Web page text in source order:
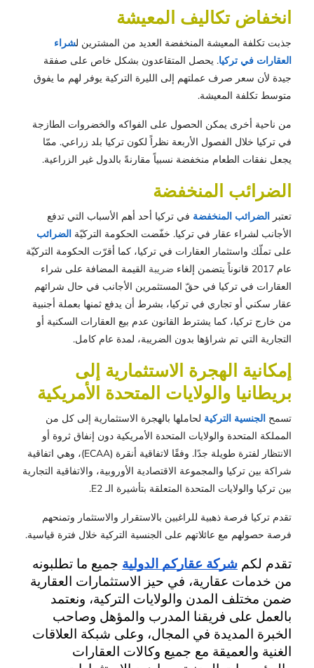
انخفاض تكاليف المعيشة
جذبت تكلفة المعيشة المنخفضة العديد من المشترين لشراء
العقارات في تركيا. يحصل المتقاعدون بشكل خاص على صفقة
جيدة لأن سعر صرف عملتهم إلى الليرة التركية يوفر لهم ما يفوق
متوسط ​​تكلفة المعيشة.
من ناحية أخرى يمكن الحصول على الفواكه والخضروات الطازجة
في تركيا خلال الفصول الأربعة نظراً لكون تركيا بلد زراعي. ممّا
يجعل نفقات الطعام منخفضة نسبياً مقارنةً بالدول غير الزراعية.
الضرائب المنخفضة
تعتبر الضرائب المنخفضة في تركيا أحد أهم الأسباب التي تدفع
الأجانب لشراء عقار في تركيا. خفّضت الحكومة التركيّة الضرائب
على تملّك واستثمار العقارات في تركيا، كما أقرّت الحكومة التركيّة
عام 2017 قانوناً يتضمن إلغاء
ضريبة القيمة المضافة على شراء
العقارات في تركيا في حقّ المستثمرين الأجانب في حال شرائهم
عقار سكني أو تجاري في تركيا، بشرط أن يدفع ثمنها بعملة أجنبية
من خارج تركيا، كما يشترط القانون عدم بيع العقارات السكنية أو
التجارية التي تم شراؤها بدون الضريبة، لمدة عام كامل.
إمكانية الهجرة الاستثمارية إلى
بريطانيا والولايات المتحدة الأمريكية
تسمح الجنسية التركية لحاملها بالهجرة الاستثمارية إلى كل من
المملكة المتحدة والولايات المتحدة الأمريكية دون إنفاق ثروة أو
الانتظار لفترة طويلة جدًا. وفقًا لاتفاقية أنقرة (ECAA)، وهي اتفاقية
شراكة بين تركيا والمجموعة الاقتصادية الأوروبية، والاتفاقية التجارية
بين تركيا والولايات المتحدة المتعلقة بتأشيرة الـ E2.
تقدم تركيا فرصة ذهبية للراغبين بالاستقرار والاستثمار وتمنحهم
فرصة حصولهم مع عائلاتهم على الجنسية التركية خلال فترة قياسية.
تقدم لكم شركة عقاركم الدولية